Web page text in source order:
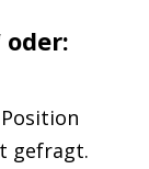
oder:
gefragt.